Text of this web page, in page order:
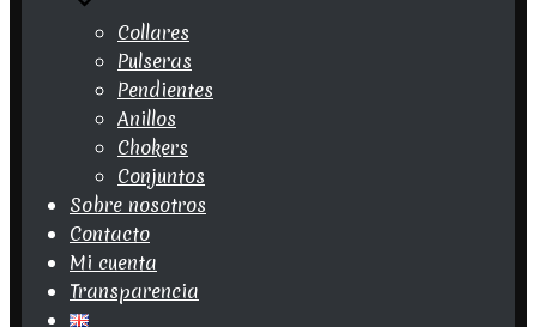
Collares
Pulseras
Pendientes
Anillos
Chokers
Conjuntos
Sobre nosotros
Contacto
Mi cuenta
Transparencia